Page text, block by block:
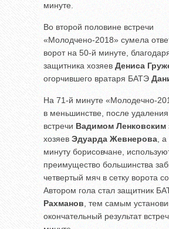
минуте.
Во второй половине встречи
«Молодчено-2018» сумела
ворот на 50-й минуте,
защитника хозяев Дениса
огорчившего вратаря БАТЭ
На 71-й минуте «Молодечно-
в меньшинстве, после
встречи Вадимом Ленковским
хозяев Эдуарда Жевнерова ,
минуту борисовчане,
преимущество большинства
четвертый мяч в сетку ворота
Автором гола стал защитник
Рахманов , тем самым
окончательный результат